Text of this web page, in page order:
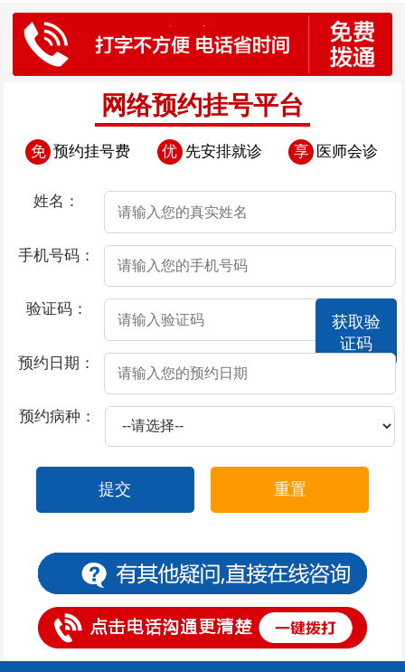
2026-07-24
导致男性早泄的原因是什么呢 2026-07-24
导致男性患上早泄的因素有哪些
憋尿治疗早泄“不靠谱”
导致男性早泄的病因是什么 2026-07-24
包皮上有白疙瘩 2026-07-23
包皮上有小肉流脓
包皮上有一圈肉芽是怎么回事
撸管过度会不会导致男性阳痿 2026-07-17
酒精导致阳痿的原因？ 2026-07-17
莫让阳痿，给男性朋友“打击” 2026-07-17
撸管过度阳痿了怎么办 2026-07-17
患上了阳痿都有哪些症状表现 2026-07-17
包皮一边起疙瘩 2026-07-14
包皮一块红斑怎么办 2026-07-11
包皮过长有什么危害呢？ 2026-07-11
包皮不可以用力上翻的原因是什么 2026-07-11
网络预约挂号平台
免 预约挂号费 优 先安排就诊 享 医师会诊
姓名：
手机号码：
验证码：
获取验
证码
预约日期：
预约病种：
提交 重置